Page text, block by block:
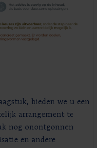
bieden we u een
arrangement te
nog onontgonnen
en andere